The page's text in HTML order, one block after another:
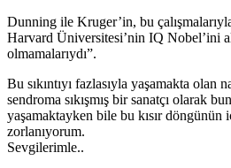
Dunning ile Kruger’in, bu
Harvard Üniversitesi’nin IQ Nobel’ini
olmamalarıydı”.
Bu sıkıntıyı fazlasıyla yaşamakta olan
sendroma sıkışmış bir sanatçı olarak
yaşamaktayken bile bu kısır döngünün
zorlanıyorum.
Sevgilerimle..